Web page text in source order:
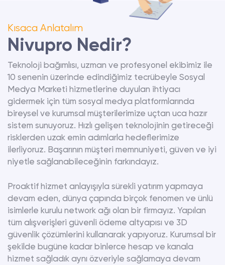
Kısaca Anlatalım
Nivupro Nedir?
Teknoloji bağımlısı, uzman ve profesyonel ekibimiz ile
10 senenin üzerinde edindiğimiz tecrübeyle Sosyal
Medya Marketi hizmetlerine duyulan ihtiyacı
gidermek için tüm sosyal medya platformlarında
bireysel ve kurumsal müşterilerimize uçtan uca hazır
sistem sunuyoruz. Hızlı gelişen teknolojinin getireceği
risklerden uzak emin adımlarla hedeflerimize
ilerliyoruz. Başarının müşteri memnuniyeti, güven ve iyi
niyetle sağlanabileceğinin farkındayız.
Proaktif hizmet anlayışıyla sürekli yatırım yapmaya
devam eden, dünya çapında birçok fenomen ve ünlü
isimlerle kurulu network ağı olan bir firmayız. Yapılan
tüm alışverişleri güvenli ödeme altyapısı ve 3D
güvenlik çözümlerini kullanarak yapıyoruz. Kurumsal bir
şekilde bugüne kadar binlerce hesap ve kanala
hizmet sağladık aynı özveriyle sağlamaya devam